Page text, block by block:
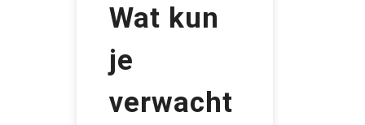
Wat kun
je
verwacht